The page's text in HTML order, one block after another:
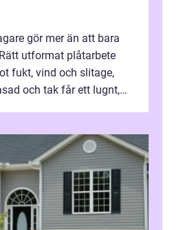
gör mer än att bara
utformat plåtarbete
fukt, vind och slitage,
och tak får ett lugnt,